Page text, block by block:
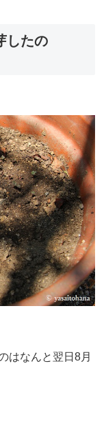
したの
はなんと翌日8月